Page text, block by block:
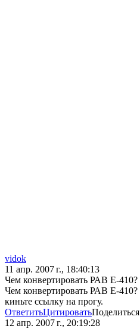
vidok
11 апр. 2007 г., 18:40:13
Чем конвертировать РАВ Е-410?
Чем конвертировать РАВ Е-410?
киньте ссылку на прогу.
ОтветитьЦитироватьПоделиться
12 апр. 2007 г., 20:19:28